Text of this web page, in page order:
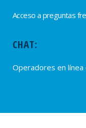
Acceso a preguntas
CHAT:
Operadores en línea
PROVEEDORES